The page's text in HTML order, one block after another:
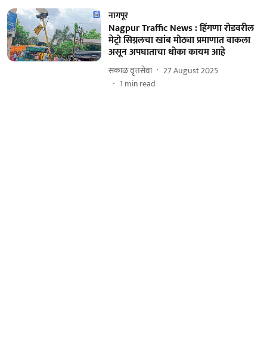
नागपूर
Nagpur Traffic News : हिंगणा रोडवरील
मेट्रो सिग्नलचा खांब मोठ्या प्रमाणात वाकला
असून अपघाताचा धोका कायम आहे
सकाळ वृत्तसेवा
27 August 2025
1 min read